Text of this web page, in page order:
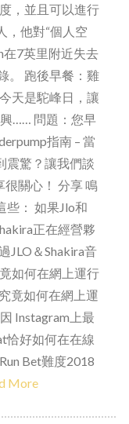
，並且可以進行
，他對“個人空
在7英里附近失去
。 跑後早餐：雞
天是駝峰日，讓
…… 問題：您早
指南 – 當
震驚？讓我們談
很關心！ 分享 鳴
些： 如果Jlo和
正在經營夥
JLO＆Shakira音
如何在網上運行
竟如何在網上運
Instagram上最
恰好如何在在線
Bet難度2018
More